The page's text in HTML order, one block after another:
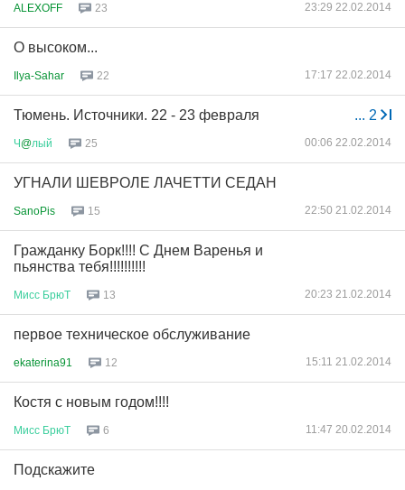
ALEXOFF 23 23:29 22.02.2014
О высоком...
Ilya-Sahar 22 17:17 22.02.2014
... 2
Тюмень. Источники. 22 - 23 февраля
Ч@лый 25 00:06 22.02.2014
УГНАЛИ ШЕВРОЛЕ ЛАЧЕТТИ СЕДАН
SanoPis 15 22:50 21.02.2014
Гражданку Борк!!!! С Днем Варенья и
пьянства тебя!!!!!!!!!!
Мисс БрюТ 13 20:23 21.02.2014
первое техническое обслуживание
ekaterina91 12 15:11 21.02.2014
Костя с новым годом!!!!
Мисс БрюТ 6 11:47 20.02.2014
Подскажите